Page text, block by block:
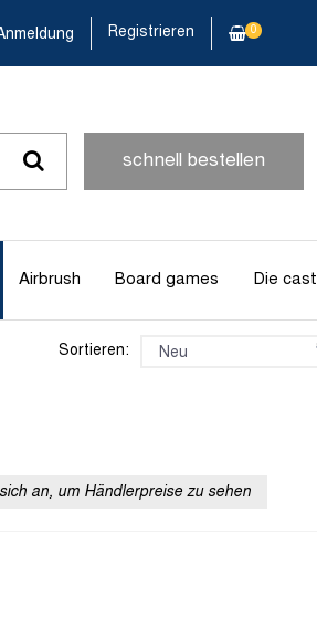
Registrieren 0
schnell bestellen
Airbrush Board games Die cast
Sortieren:
an, um Händlerpreise zu sehen